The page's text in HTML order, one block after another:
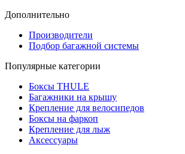
Дополнительно
Производители
Подбор багажной системы
Популярные категории
Боксы THULE
Багажники на крышу
Крепление для велосипедов
Боксы на фаркоп
Крепление для лыж
Аксессуары